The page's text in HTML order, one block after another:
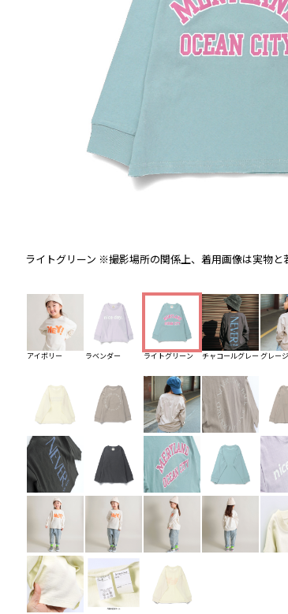
ライトグリーン ※撮影場所の関係上、着用画像は実物と
アイボリー ラベンダー ライトグリーン チャコールグレー グレー